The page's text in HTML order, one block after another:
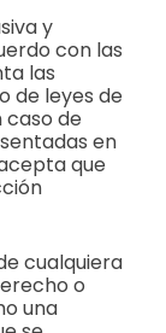
y
con las
las
de leyes de
caso de
en
que
cualquiera
o
una